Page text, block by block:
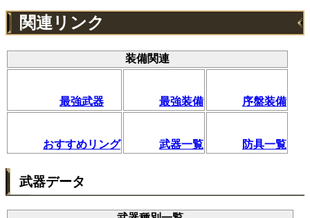
関連リンク
装備関連
最強武器 最強装備 序盤装備
おすすめリング 武器一覧 防具一覧
武器データ